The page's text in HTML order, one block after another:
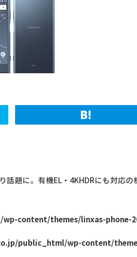
題に。有機EL・4KHDRにも対応の
content/themes/linxas-phone-
public_html/wp-content/